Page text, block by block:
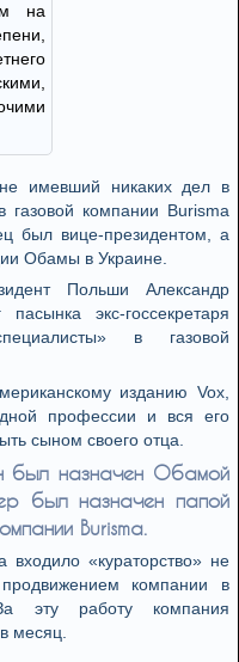
на
имевший никаких дел в
газовой компании Burisma
был вице-президентом, а
Обамы в Украине.
Польши Александр
экс-госсекретаря
в газовой
изданию Vox,
профессии и вся его
сыном своего отца.
был назначен Обамой
был назначен папой
Burisma.
«кураторство» не
компании в
эту работу компания
месяц.